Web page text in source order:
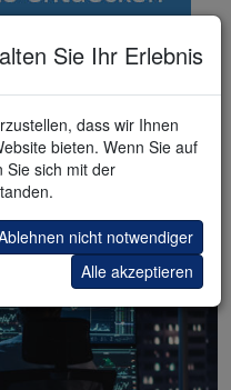
Sie Ihr Erlebnis
dass wir Ihnen
bieten. Wenn Sie auf
Sie sich mit der
nicht notwendiger
Alle akzeptieren